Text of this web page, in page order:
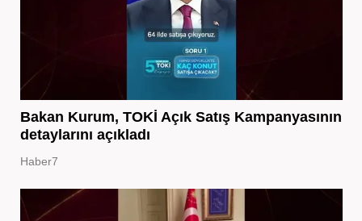
Bakan Kurum, TOKİ Açık Satış Kampanyasının
detaylarını açıkladı
Haber7